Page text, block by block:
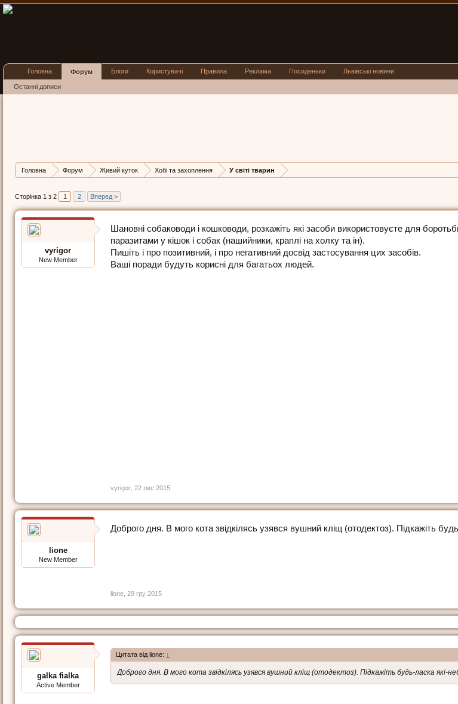
Головна Форум Живий куток Хобі та захоплення У світі тварин
Posted byvyrigoron22 лис 2015 відповідей - 35
Сторінка 1 з 2 1 2 Вперед >
vyrigor
New Member
Шановні собаководи і кошководи, розкажіть які засоби використовуєте для
паразитами у кішок і собак (нашийники, краплі на холку та ін).
Пишіть і про позитивний, і про негативний досвід застосування цих засобів.
Ваші поради будуть корисні для багатьох людей.
vyrigor 22 лис 2015
lione
New Member
Доброго дня. В мого кота звідкілясь узявся вушний кліщ (отодектоз). Підкажіть
lione 29 гру 2015
galka fialka
Active Member
Цитата від lione: ↑
Доброго дня. В мого кота звідкілясь узявся вушний кліщ (отодектоз). Підкажіть будь-ласка які-
Головна Форум
Останні дописи
Блоги Користувачі Правила Реклама Посиденьки Львівські новини